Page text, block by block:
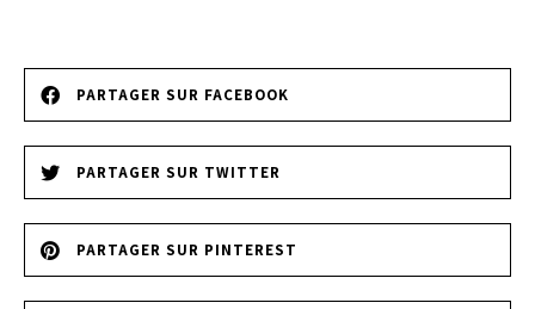
PARTAGER SUR FACEBOOK
PARTAGER SUR TWITTER
PARTAGER SUR PINTEREST